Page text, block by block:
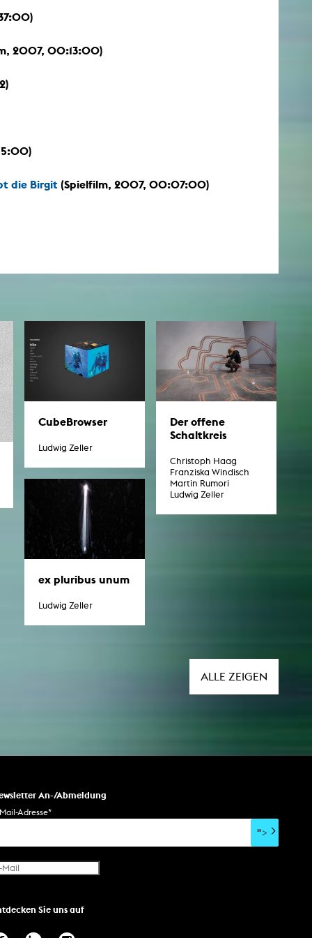
2007, 00:13:00)
die Birgit (Spielfilm, 2007, 00:07:00)
CubeBrowser
Ludwig Zeller
Der offene
Schaltkreis
Christoph Haag
Franziska Windisch
Martin Rumori
Ludwig Zeller
ex pluribus unum
Ludwig Zeller
ALLE ZEIGEN
An-/Abmeldung
Adresse*
">
Sie uns auf